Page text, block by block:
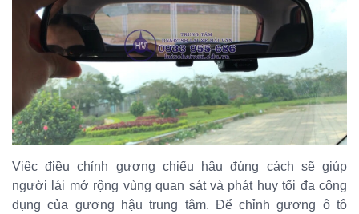
Việc điều chỉnh gương chiếu hậu đúng cách sẽ giúp
người lái mở rộng vùng quan sát và phát huy tối đa công
dụng của gương hậu trung tâm. Để chỉnh gương ô tô